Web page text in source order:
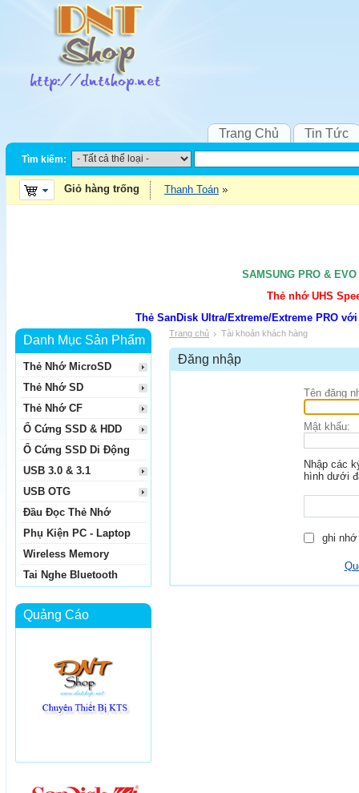
Trang Chủ Tin Tức
Tìm kiếm:
Giỏ hàng trống Thanh Toán
SAMSUNG PRO &
Thẻ nhớ UHS
Thẻ SanDisk Ultra/Extreme/Extreme PRO
Trang chủ Tài khoản khách hàng
Đăng nhập
Tên đăng
Mật khẩu:
Nhập các
hình dưới
ghi
Danh Mục Sản Phẩm
Thẻ Nhớ MicroSD
Thẻ Nhớ SD
Thẻ Nhớ CF
Ổ Cứng SSD & HDD
Ổ Cứng SSD Di Động
USB 3.0 & 3.1
USB OTG
Đầu Đọc Thẻ Nhớ
Phụ Kiện PC - Laptop
Wireless Memory
Tai Nghe Bluetooth
Quảng Cáo